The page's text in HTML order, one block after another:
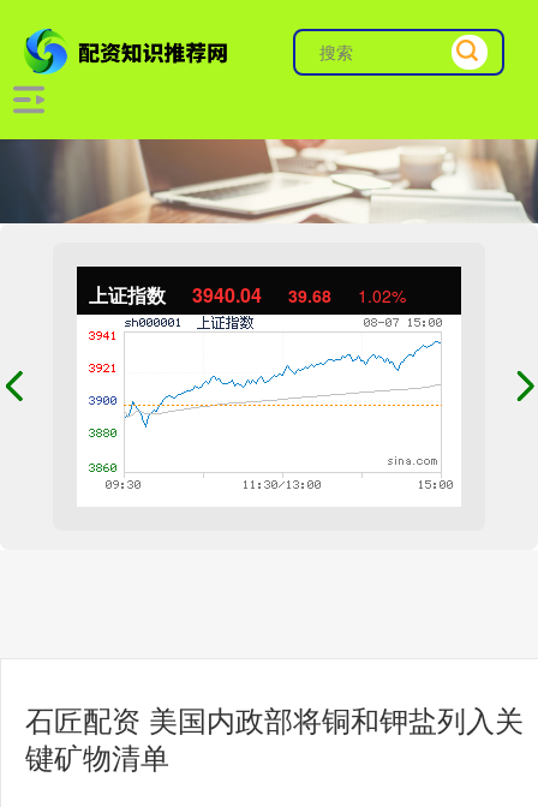
上证指数 3940.04 39.68 1.02%
石匠配资 美国内政部将铜和钾盐列入关
键矿物清单